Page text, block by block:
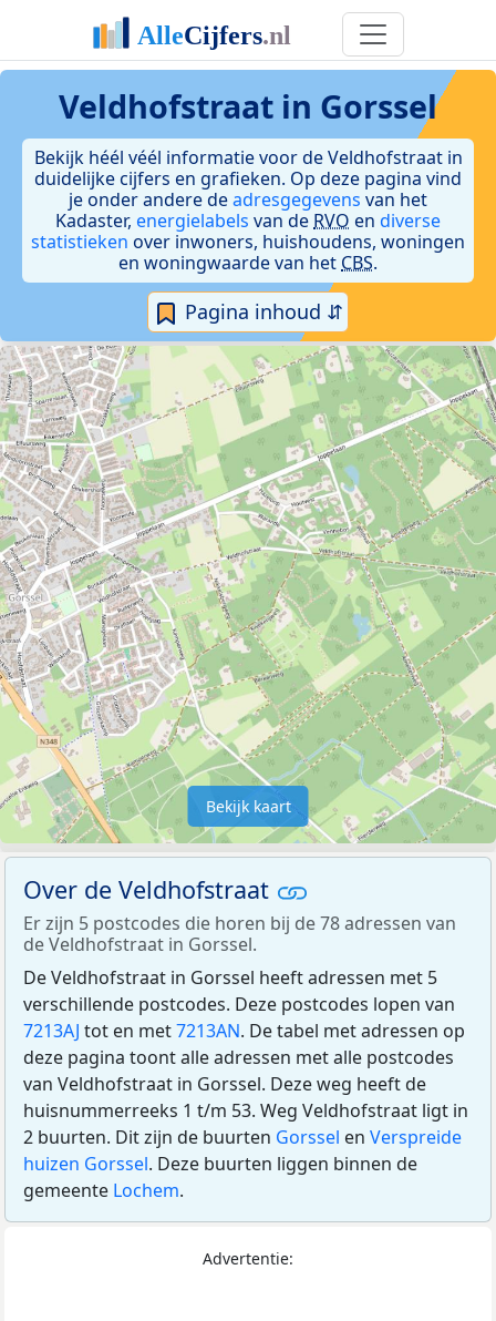
Veldhofstraat in Gorssel
Bekijk héél véél informatie voor de Veldhofstraat in
duidelijke cijfers en grafieken. Op deze pagina vind
je onder andere deadresgegevens van het
Kadaster, energielabels van de RVO en diverse
statistieken over inwoners, huishoudens, woningen
en woningwaarde van het CBS.
Pagina inhoud ⇵
Bekijk kaart
Over de Veldhofstraat
Er zijn 5 postcodes die horen bij de 78 adressen van
de Veldhofstraat in Gorssel.
De Veldhofstraat in Gorssel heeft adressen met 5
verschillende postcodes. Deze postcodes lopen van
7213AJ tot en met7213AN. De tabel met adressen op
deze pagina toont alle adressen met alle postcodes
van Veldhofstraat in Gorssel. Deze weg heeft de
huisnummerreeks 1 t/m 53. Weg Veldhofstraat ligt in
2 buurten. Dit zijn de buurten Gorssel en Verspreide
huizen Gorssel. Deze buurten liggen binnen de
gemeente Lochem.
Advertentie: